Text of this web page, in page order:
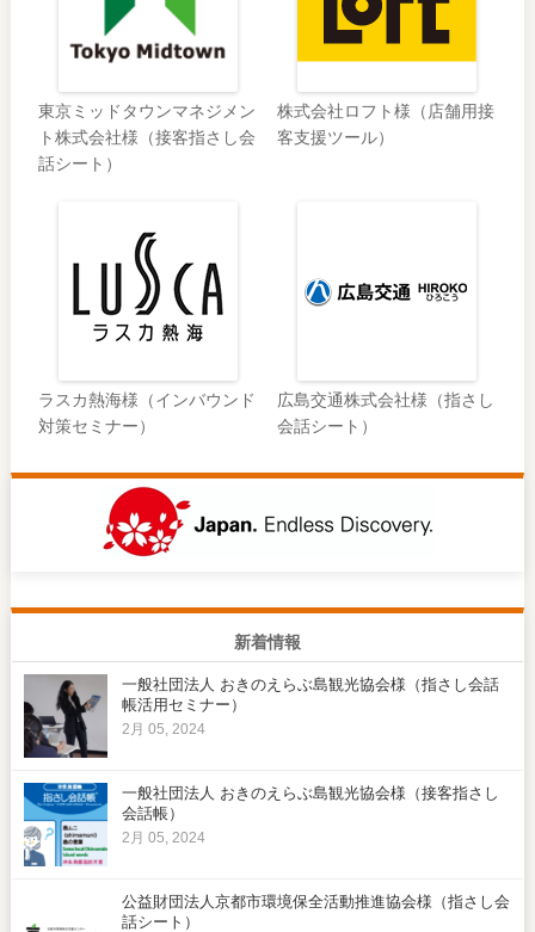
東京ミッドタウンマネジメン
ト株式会社様（接客指さし会
話シート）
株式会社ロフト様（店舗用接
客支援ツール）
ラスカ熱海様（インバウンド
対策セミナー）
広島交通株式会社様（指さし
会話シート）
新着情報
一般社団法人 おきのえらぶ島観光協会様（指さし会話
帳活用セミナー）
2月 05, 2024
一般社団法人 おきのえらぶ島観光協会様（接客指さし
会話帳）
2月 05, 2024
公益財団法人京都市環境保全活動推進協会様（指さし会
話シート）